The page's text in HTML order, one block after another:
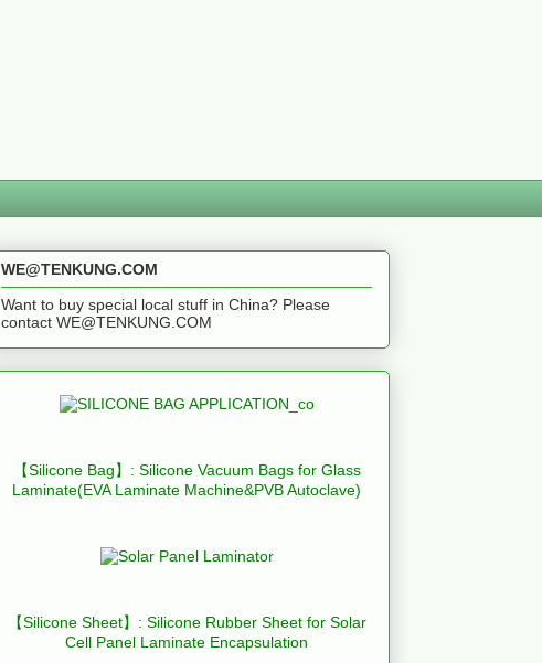
WE@TENKUNG.COM
Want to buy special local stuff in China? Please
contact WE@TENKUNG.COM
【Silicone Bag】: Silicone Vacuum Bags for Glass
Laminate(EVA Laminate Machine&PVB Autoclave)
【Silicone Sheet】: Silicone Rubber Sheet for Solar
Cell Panel Laminate Encapsulation